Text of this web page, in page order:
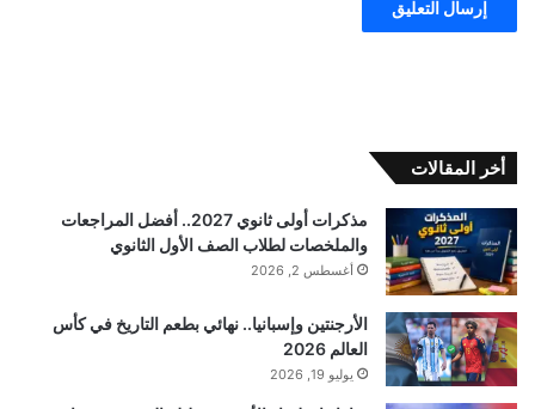
أخر المقالات
مذكرات أولى ثانوي 2027.. أفضل المراجعات
والملخصات لطلاب الصف الأول الثانوي
أغسطس 2, 2026
الأرجنتين وإسبانيا.. نهائي بطعم التاريخ في كأس
العالم 2026
يوليو 19, 2026